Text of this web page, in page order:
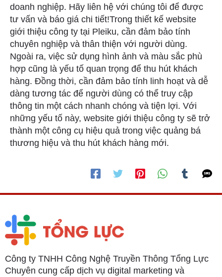
doanh nghiệp. Hãy liên hệ với chúng tôi để được
tư vấn và báo giá chi tiết!Trong thiết kế website
giới thiệu công ty tại Pleiku, cần đảm bảo tính
chuyên nghiệp và thân thiện với người dùng.
Ngoài ra, việc sử dụng hình ảnh và màu sắc phù
hợp cũng là yếu tố quan trọng để thu hút khách
hàng. Đồng thời, cần đảm bảo tính linh hoạt và dễ
dàng tương tác để người dùng có thể truy cập
thông tin một cách nhanh chóng và tiện lợi. Với
những yếu tố này, website giới thiệu công ty sẽ trở
thành một công cụ hiệu quả trong việc quảng bá
thương hiệu và thu hút khách hàng mới.
Công ty TNHH Công Nghệ Truyền Thông Tổng Lực
Chuyên cung cấp dịch vụ digital marketing và